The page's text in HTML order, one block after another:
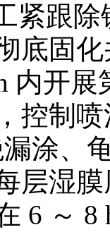
紧跟
底固
内开
控制
漏涂、
层湿
6 ～